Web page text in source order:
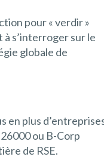
pour « verdir »
à s’interroger sur le
globale de
en plus
ou B-Corp
de RSE.